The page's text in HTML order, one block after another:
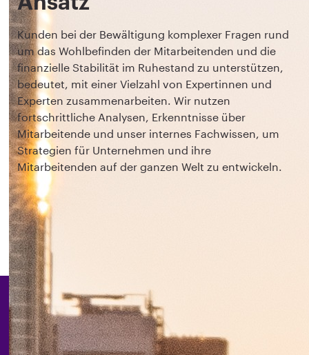
Kunden bei der Bewältigung komplexer Fragen rund
um das Wohlbefinden der Mitarbeitenden und die
finanzielle Stabilität im Ruhestand zu unterstützen,
bedeutet, mit einer Vielzahl von Expertinnen und
Experten zusammenarbeiten. Wir nutzen
fortschrittliche Analysen, Erkenntnisse über
Mitarbeitende und unser internes Fachwissen, um
Strategien für Unternehmen und ihre
Mitarbeitenden auf der ganzen Welt zu entwickeln.